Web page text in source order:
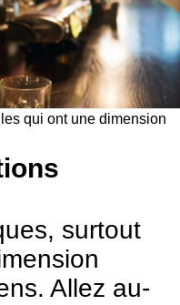
qui ont une dimension
surtout
Allez au-